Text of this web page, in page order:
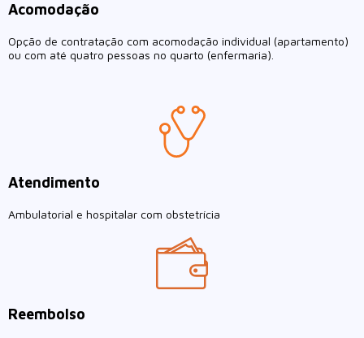
Acomodação
Opção de contratação com acomodação individual (apartamento)
ou com até quatro pessoas no quarto (enfermaria).
Atendimento
Ambulatorial e hospitalar com obstetrícia
Reembolso